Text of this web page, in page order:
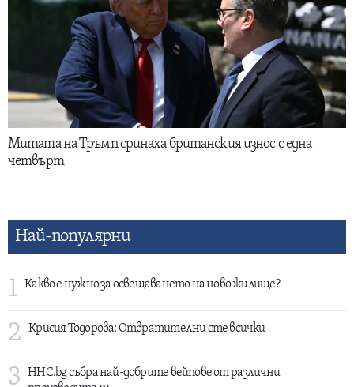
Митата на Тръмп сринаха британския износ с една
четвърт
Най-популярни
1 Какво е нужно за освещаването на ново жилище?
2 Крисия Тодорова: Отвратителни сте всички
3
HHC.bg събра най-добрите вейпове от различни